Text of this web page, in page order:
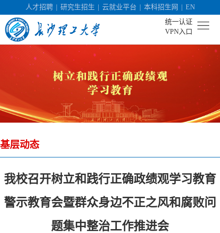
人才招聘 研究生招生 云就业平台 本科招生网
EN
统一认证
VPN入口
概
况
构
设
人
才
社
基层动态
我校召开树立和践行正确政绩观学习教育
警示教育会暨群众身边不正之风和腐败问
题集中整治工作推进会